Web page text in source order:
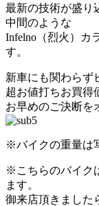
最新の技術が盛り
中間のような
Infelno（烈火）カ
す。
新車にも関わらず
超お値打ちお買得
お早めのご決断を
※バイクの重量は
※こちらのバイク
ます。
御来店頂きました